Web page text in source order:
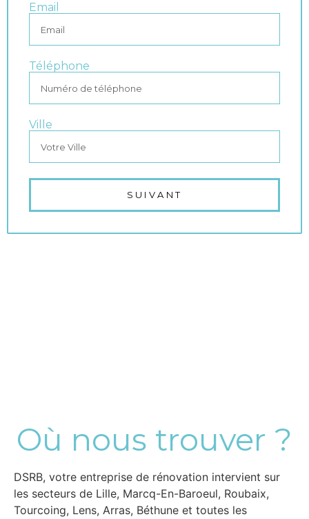
Email
Téléphone
Ville
SUIVANT
Où nous trouver ?
DSRB, votre entreprise de rénovation intervient sur
les secteurs de Lille, Marcq-En-Baroeul, Roubaix,
Tourcoing, Lens, Arras, Béthune et toutes les